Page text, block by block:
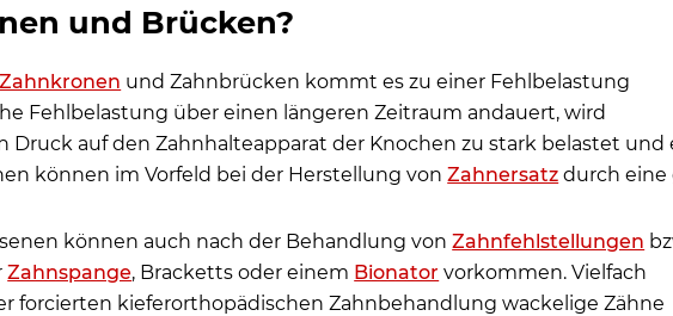
und Brücken?
Zahnkronen und Zahnbrücken kommt es zu einer Fehlbelastung
Fehlbelastung über einen längeren Zeitraum andauert, wird
auf den Zahnhalteapparat der Knochen zu stark belastet
können im Vorfeld bei der Herstellung vonZahnersatz durch eine
können auch nach der Behandlung vonZahnfehlstellungen
Zahnspange, Bracketts oder einem Bionator vorkommen. Vielfach
forcierten kieferorthopädischen Zahnbehandlung wackelige Zähne